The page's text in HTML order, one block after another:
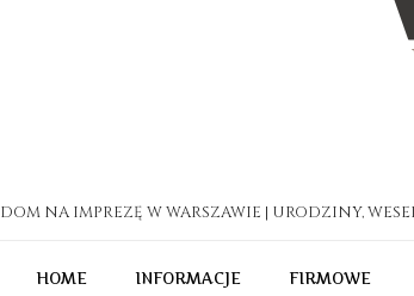
DOM NA IMPREZĘ W WARSZAWIE | URODZINY,
HOME INFORMACJE FIRMOWE